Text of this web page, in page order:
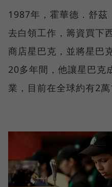
1987年，霍華德．舒
去白領工作，籌資買下
商店星巴克，並將星巴
20多年間，他讓星巴克
業，目前在全球約有2萬